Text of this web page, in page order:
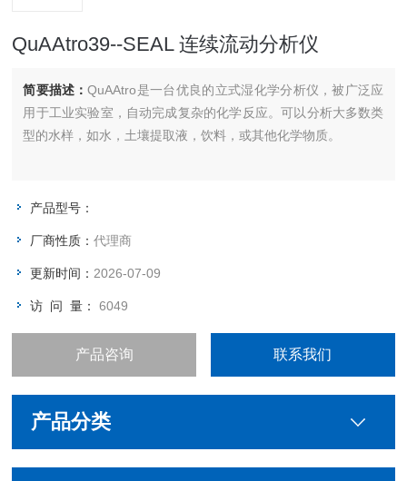
QuAAtro39--SEAL 连续流动分析仪
简要描述：QuAAtro是一台优良的立式湿化学分析仪，被广泛应
用于工业实验室，自动完成复杂的化学反应。可以分析大多数类
型的水样，如水，土壤提取液，饮料，或其他化学物质。
产品型号：
厂商性质：代理商
更新时间： 2026-07-09
访 问 量：6049
产品咨询 联系我们
产品分类